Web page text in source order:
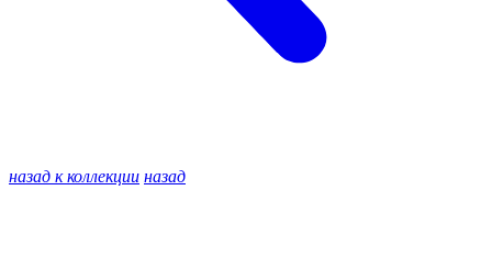
назад к коллекции назад